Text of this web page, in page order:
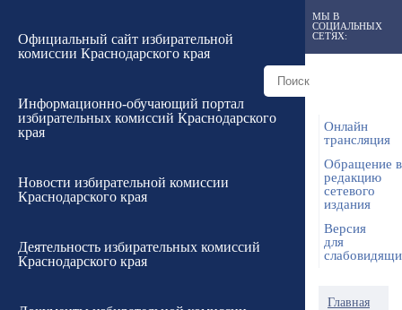
Официальный сайт избирательной
комиссии Краснодарского края
Информационно-обучающий портал
избирательных комиссий Краснодарского
края
Новости избирательной комиссии
Краснодарского края
Деятельность избирательных комиссий
Краснодарского края
МЫ В
СОЦИАЛЬНЫХ
СЕТЯХ:
Онлайн
трансляция
Обращение в
редакцию
сетевого
издания
Версия
для
Главная